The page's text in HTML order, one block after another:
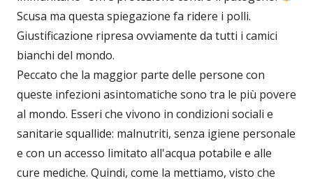
Scusa ma questa spiegazione fa ridere i polli.
Giustificazione ripresa ovviamente da tutti i camici
bianchi del mondo.
Peccato che la maggior parte delle persone con
queste infezioni asintomatiche sono tra le più povere
al mondo. Esseri che vivono in condizioni sociali e
sanitarie squallide: malnutriti, senza igiene personale
e con un accesso limitato all'acqua potabile e alle
cure mediche. Quindi, come la mettiamo, visto che